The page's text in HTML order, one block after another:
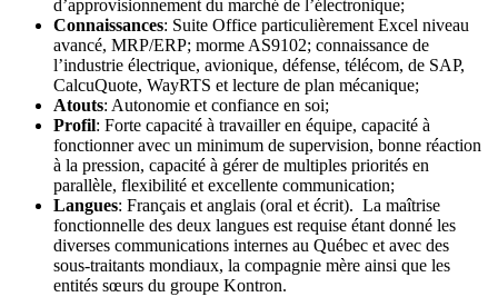
d’approvisionnement du marché de l’électronique;
Connaissances: Suite Office particulièrement Excel niveau
avancé, MRP/ERP; morme AS9102; connaissance de
l’industrie électrique, avionique, défense, télécom, de SAP,
CalcuQuote, WayRTS et lecture de plan mécanique;
Atouts: Autonomie et confiance en soi;
Profil: Forte capacité à travailler en équipe, capacité à
fonctionner avec un minimum de supervision, bonne réaction
à la pression, capacité à gérer de multiples priorités en
parallèle, flexibilité et excellente communication;
Langues: Français et anglais (oral et écrit). La maîtrise
fonctionnelle des deux langues est requise étant donné les
diverses communications internes au Québec et avec des
sous-traitants mondiaux, la compagnie mère ainsi que les
entités sœurs du groupe Kontron.